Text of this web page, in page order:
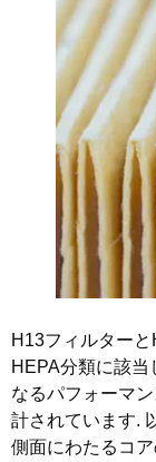
H13フィルター
HEPA分類に該当
なるパフォーマ
計されています.
側面にわたるコ